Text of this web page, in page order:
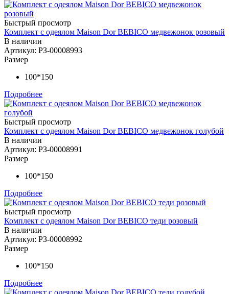
Быстрый просмотр
Комплект с одеялом Maison Dor BEBICO медвежонок розовый
В наличии
Артикул: РЗ-00008993
Размер
100*150
Подробнее
Быстрый просмотр
Комплект с одеялом Maison Dor BEBICO медвежонок голубой
В наличии
Артикул: РЗ-00008991
Размер
100*150
Подробнее
Быстрый просмотр
Комплект с одеялом Maison Dor BEBICO теди розовый
В наличии
Артикул: РЗ-00008992
Размер
100*150
Подробнее